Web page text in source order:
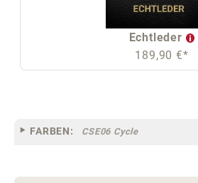
Echtleder
189,90 €*
FARBEN: CSE06 Cycle